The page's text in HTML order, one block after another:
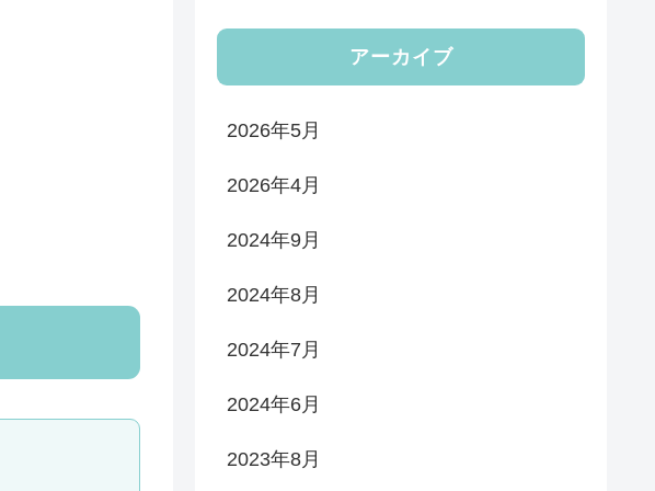
アーカイブ
2026年5月
2026年4月
2024年9月
2024年8月
2024年7月
2024年6月
2023年8月